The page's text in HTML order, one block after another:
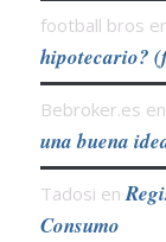
football bros
hipotecario?
Bebroker.es
una buena
Tadosi en
Consumo